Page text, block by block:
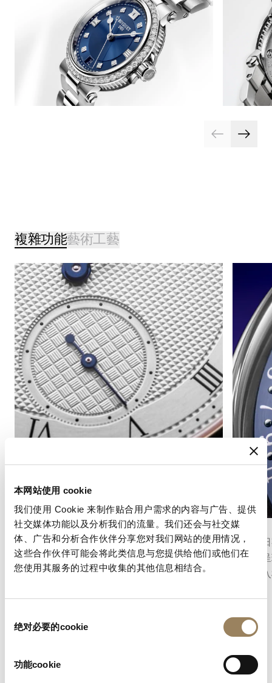
本网站使用 cookie
我们使用 Cookie 来制作贴合用户需求的内容与广告、提供
社交媒体功能以及分析我们的流量。我们还会与社交媒
体、广告和分析合作伙伴分享您对我们网站的使用情况，
这些合作伙伴可能会将此类信息与您提供给他们或他们在
您使用其服务的过程中收集的其他信息相结合。
绝对必要的cookie
功能cookie
複雜功能藝術工藝
秒數顯示
秒針顯示功能可以精確地指示時間的流逝。根據
機芯的不同結構，它可以採用中央秒針或偏心小
秒盤，並融入錶盤的整體佈局之中。
日曆
腕錶的
曆盤來
準地融